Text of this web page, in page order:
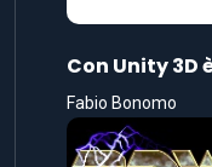
Con Unity 3D
Fabio Bonomo